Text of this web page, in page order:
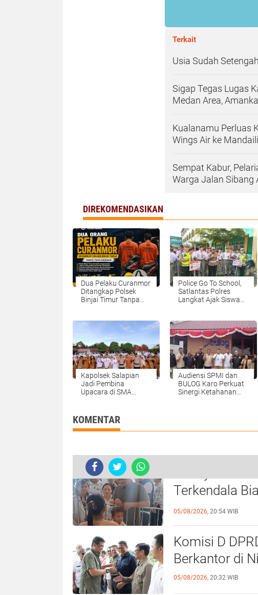
Terkait
Usia Sudah
Sigap Tegas Lugas
Medan Area,
Kualanamu Perluas
Wings Air ke
Sempat Kabur,
Warga Jalan Sibang
DIREKOMENDASIKAN
Dua Pelaku Curanmor
Ditangkap Polsek
Binjai Timur Tanpa
Police Go To School,
Satlantas Polres
Langkat Ajak Siswa
Kapolsek Salapian
Jadi Pembina
Upacara di SMA
Bahaya Narkoba
Audiensi SPMI dan
BULOG Karo Perkuat
Sinergi Ketahanan
KOMENTAR
Plt. Kajari Madina Yos A. Tarigan
Bobby
Terkendala
Singgah di
05/08/2026, 20:54 WIB
Komisi D
Berkantor di
05/08/2026, 20:32 WIB